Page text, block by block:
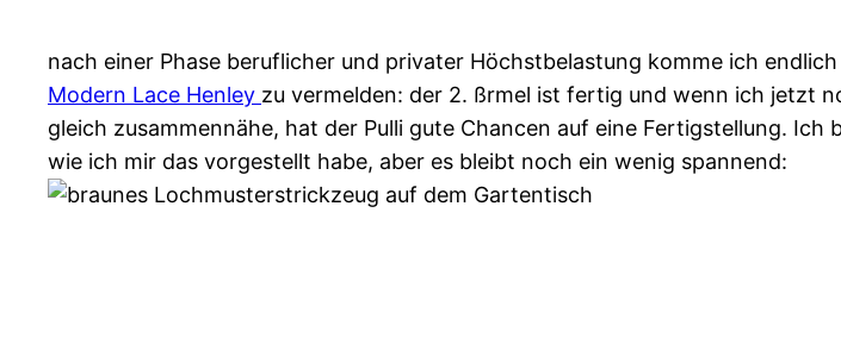
nach einer Phase beruflicher und privater Höchstbelastung komme ich
Modern Lace Henley zu vermelden: der 2. ßrmel ist fertig und wenn ich jetzt
gleich zusammennähe, hat der Pulli gute Chancen auf eine Fertigstellung.
wie ich mir das vorgestellt habe, aber es bleibt noch ein wenig spannend: